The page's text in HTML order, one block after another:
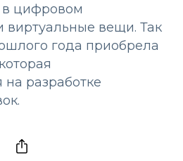
в цифровом
виртуальные вещи. Так
года приобрела
разработке